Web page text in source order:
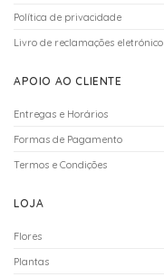
Política de privacidade
Livro de reclamações eletrónico
APOIO AO CLIENTE
Entregas e Horários
Formas de Pagamento
Termos e Condições
LOJA
Flores
Plantas